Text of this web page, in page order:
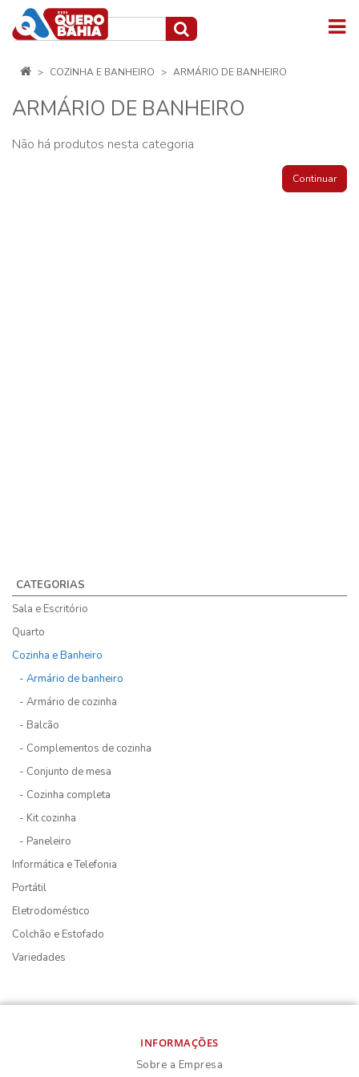
COZINHA E BANHEIRO ARMÁRIO DE BANHEIRO
CATEGORIAS
Sala e Escritório
Quarto
Cozinha e Banheiro
- Armário de banheiro
- Armário de cozinha
- Balcão
- Complementos de cozinha
- Conjunto de mesa
- Cozinha completa
- Kit cozinha
- Paneleiro
Informática e Telefonia
Portátil
Eletrodoméstico
Colchão e Estofado
Variedades
ARMÁRIO DE BANHEIRO
Não há produtos nesta categoria
Continuar
INFORMAÇÕES
Sobre a Empresa